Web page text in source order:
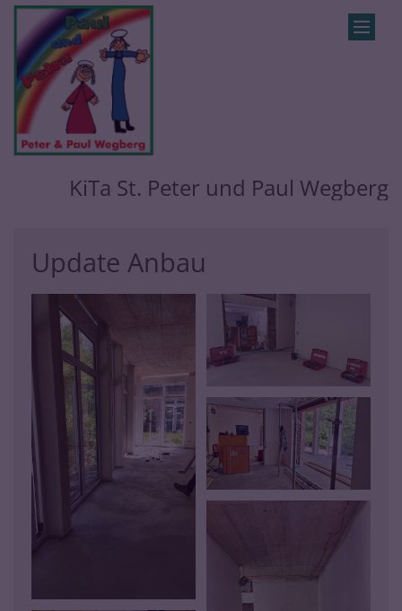
Zum Inhalt springen
KiTa St. Peter und Paul Wegberg
Update Anbau